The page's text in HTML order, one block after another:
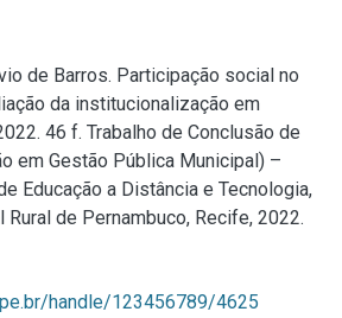
de Barros. Participação social no
da institucionalização em
46 f. Trabalho de Conclusão de
em Gestão Pública Municipal) –
Educação a Distância e Tecnologia,
de Pernambuco, Recife, 2022.
handle/123456789/4625